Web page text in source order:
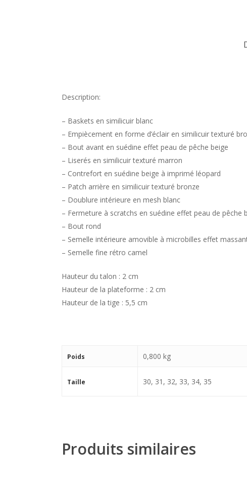
Description:
– Baskets en similicuir blanc
– Empiècement en forme d’éclair en similicuir texturé
– Bout avant en suédine effet peau de pêche beige
– Liserés en similicuir texturé marron
– Contrefort en suédine beige à imprimé léopard
– Patch arrière en similicuir texturé bronze
– Doublure intérieure en mesh blanc
– Fermeture à scratchs en suédine effet peau de pêche
– Bout rond
– Semelle intérieure amovible à microbilles effet
– Semelle fine rétro camel
Hauteur du talon : 2 cm
Hauteur de la plateforme : 2 cm
Hauteur de la tige : 5,5 cm
Poids 0,800 kg
Taille 30, 31, 32, 33, 34, 35
Produits similaires